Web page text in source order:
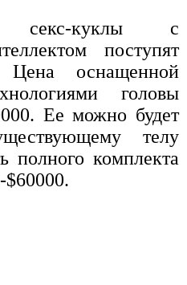
куклы с
поступят
оснащенной
головы
Ее можно будет
телу
полного комплекта
$60000.